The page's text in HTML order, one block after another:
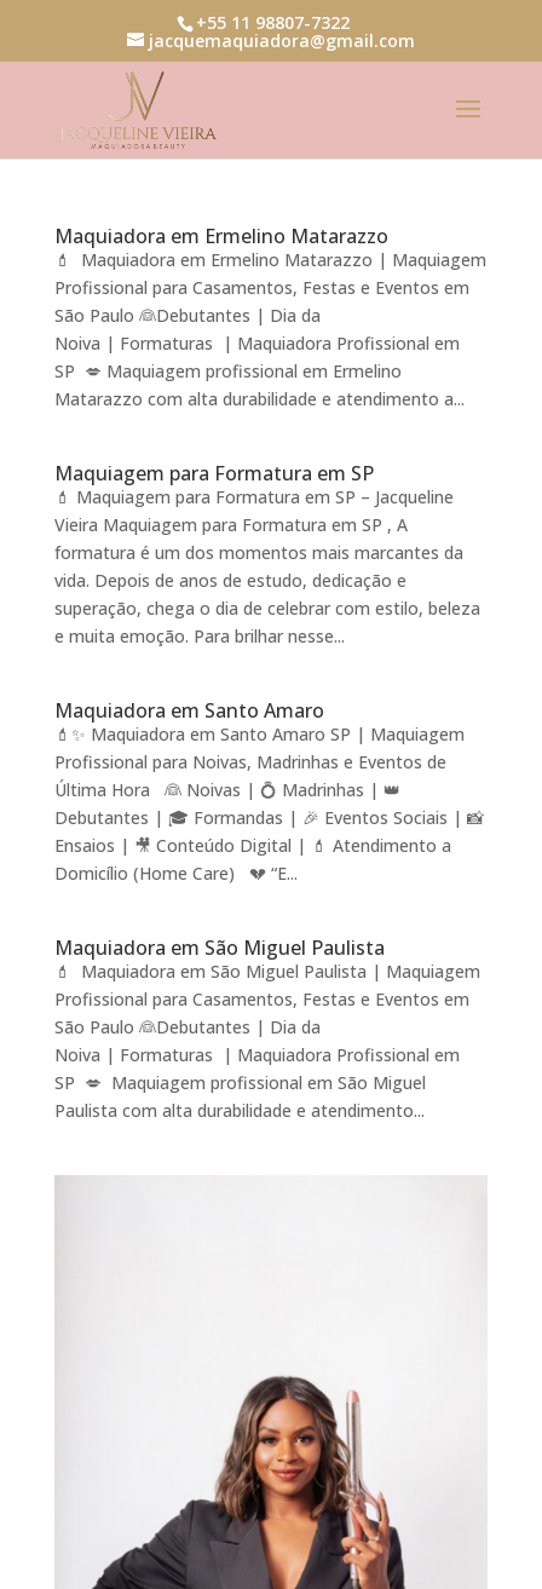
+55 11 98807-7322
jacquemaquiadora@gmail.com
Maquiadora em Ermelino Matarazzo
💄 Maquiadora em Ermelino Matarazzo | Maquiagem
Profissional para Casamentos, Festas e Eventos em
São Paulo 👰Debutantes | Dia da
Noiva | Formaturas | Maquiadora Profissional em
SP 💋 Maquiagem profissional em Ermelino
Matarazzo com alta durabilidade e atendimento a...
Maquiagem para Formatura em SP
💄 Maquiagem para Formatura em SP – Jacqueline
Vieira Maquiagem para Formatura em SP , A
formatura é um dos momentos mais marcantes da
vida. Depois de anos de estudo, dedicação e
superação, chega o dia de celebrar com estilo, beleza
e muita emoção. Para brilhar nesse...
Maquiadora em Santo Amaro
💄✨ Maquiadora em Santo Amaro SP | Maquiagem
Profissional para Noivas, Madrinhas e Eventos de
Última Hora 👰 Noivas | 💍 Madrinhas | 👑
Debutantes | 🎓 Formandas | 🎉 Eventos Sociais | 📸
Ensaios | 🎥 Conteúdo Digital | 💄 Atendimento a
Domicílio (Home Care) 💔 “E...
Maquiadora em São Miguel Paulista
💄 Maquiadora em São Miguel Paulista | Maquiagem
Profissional para Casamentos, Festas e Eventos em
São Paulo 👰Debutantes | Dia da
Noiva | Formaturas | Maquiadora Profissional em
SP 💋 Maquiagem profissional em São Miguel
Paulista com alta durabilidade e atendimento...